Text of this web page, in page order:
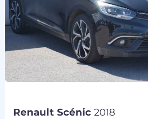
Renault Scénic2018